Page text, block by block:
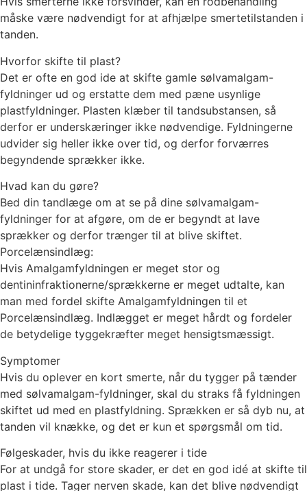
måske være nødvendigt for at afhjælpe smertetilstanden i
tanden.
Hvorfor skifte til plast?
Det er ofte en god ide at skifte gamle sølvamalgam-
fyldninger ud og erstatte dem med pæne usynlige
plastfyldninger. Plasten klæber til tandsubstansen, så
derfor er underskæringer ikke nødvendige. Fyldningerne
udvider sig heller ikke over tid, og derfor forværres
begyndende sprækker ikke.
Hvad kan du gøre?
Bed din tandlæge om at se på dine sølvamalgam-
fyldninger for at afgøre, om de er begyndt at lave
sprækker og derfor trænger til at blive skiftet.
Porcelænsindlæg:
Hvis Amalgamfyldningen er meget stor og
dentininfraktionerne/sprækkerne er meget udtalte, kan
man med fordel skifte Amalgamfyldningen til et
Porcelænsindlæg. Indlægget er meget hårdt og fordeler
de betydelige tyggekræfter meget hensigtsmæssigt.
Symptomer
Hvis du oplever en kort smerte, når du tygger på tænder
med sølvamalgam-fyldninger, skal du straks få fyldningen
skiftet ud med en plastfyldning. Sprækken er så dyb nu, at
tanden vil knække, og det er kun et spørgsmål om tid.
Følgeskader, hvis du ikke reagerer i tide
For at undgå for store skader, er det en god idé at skifte til
plast i tide. Tager nerven skade, kan det blive nødvendigt